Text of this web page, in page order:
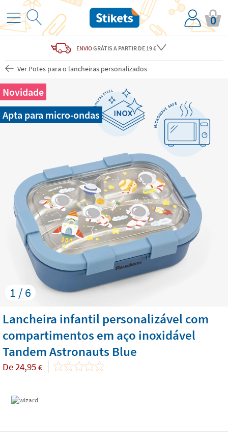
0
ENVIOGRÁTIS A PARTIR DE 19 €
Ver Potes para o lancheiras personalizados
1 / 6
Novidade
Apta para micro-ondas
Lancheira infantil personalizável com
compartimentos em aço inoxidável
Tandem Astronauts Blue
De24,95 €